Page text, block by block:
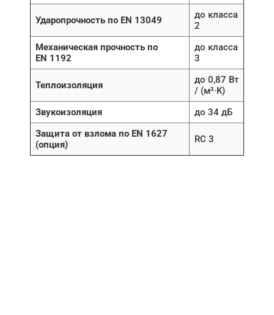
Ударопрочность по EN 13049
до класса
2
Механическая прочность по
EN 1192
до класса
3
Теплоизоляция
до 0,87 Вт
/ (м²∙K)
Звукоизоляция
до 34 дБ
Защита от взлома по EN 1627
(опция)
RC 3